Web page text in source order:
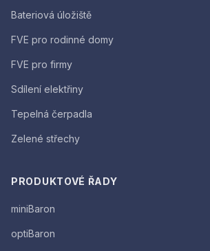
Bateriová úložiště
FVE pro rodinné domy
FVE pro firmy
Sdílení elektřiny
Tepelná čerpadla
Zelené střechy
PRODUKTOVÉ ŘADY
miniBaron
optiBaron